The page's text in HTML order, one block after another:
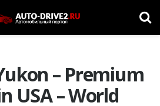
– Premium
USA – World